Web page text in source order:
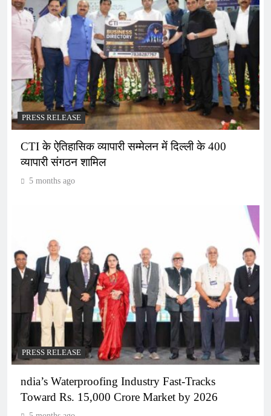
PRESS RELEASE
CTI के ऐतिहासिक व्यापारी सम्मेलन में दिल्ली के 400
व्यापारी संगठन शामिल
5 months ago
PRESS RELEASE
ndia’s Waterproofing Industry Fast-Tracks
Toward Rs. 15,000 Crore Market by 2026